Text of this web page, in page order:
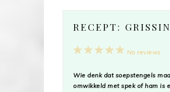
RECEPT:
5
4
3
2
1
No reviews
Wie denk dat soepstengels
omwikkeld met spek of ham is